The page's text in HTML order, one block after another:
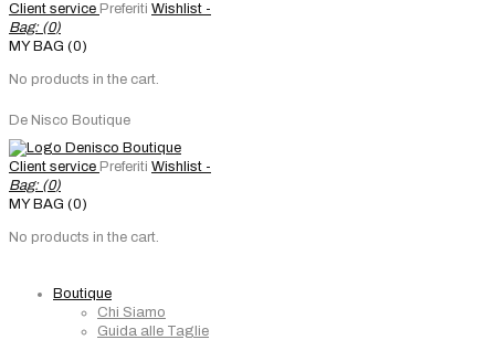
Client service Preferiti Wishlist -
Bag: (0)
MY BAG (0)
No products in the cart.
De Nisco Boutique
Client service Preferiti Wishlist -
Bag: (0)
MY BAG (0)
No products in the cart.
Boutique
Chi Siamo
Guida alle Taglie